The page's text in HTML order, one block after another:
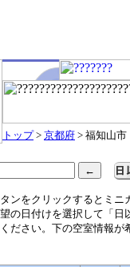
トップ> 京都府 > 福知山市
ンをクリックするとミニ
の日付けを選択して「日
ださい。下の空室情報が